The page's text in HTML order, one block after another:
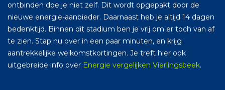
ontbinden doe je niet zelf. Dit wordt opgepakt door de
nieuwe energie-aanbieder. Daarnaast heb je altijd 14 dagen
bedenktijd. Binnen dit stadium ben je vrij om er toch van af
te zien. Stap nu over in een paar minuten, en krijg
aantrekkelijke welkomstkortingen. Je treft hier ook
uitgebreide info over Energie vergelijken Vierlingsbeek.